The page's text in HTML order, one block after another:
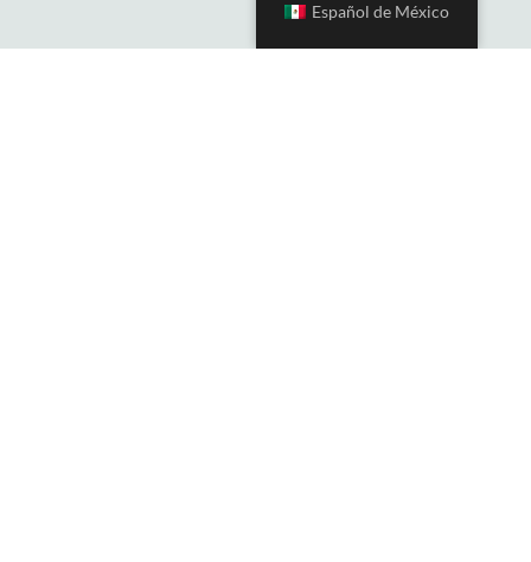
Español de México